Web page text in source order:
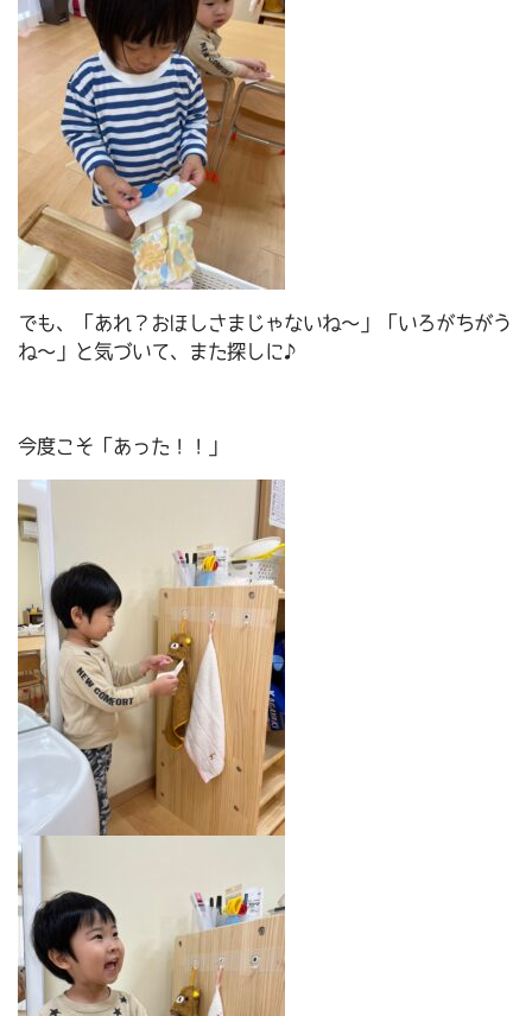
でも、「あれ？おほしさまじゃないね～」「いろがちがう
ね～」と気づいて、また探しに♪
今度こそ「あった！！」